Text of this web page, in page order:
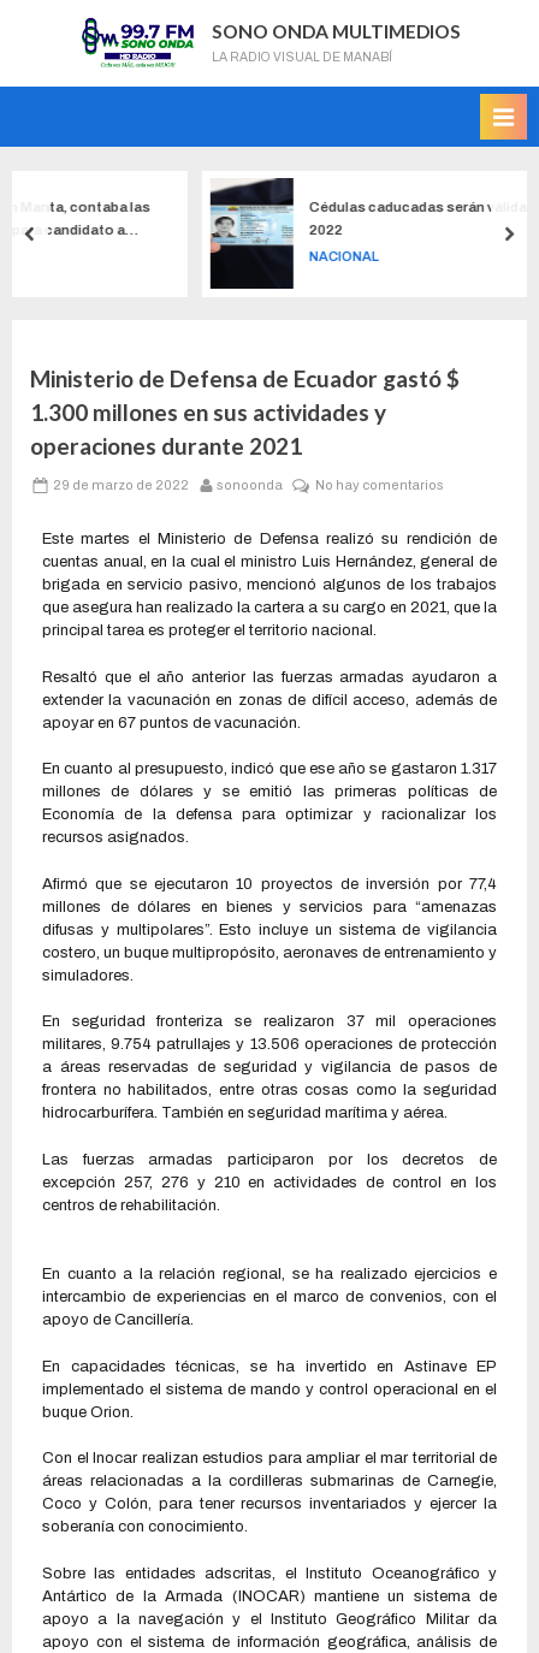
SONO ONDA MULTIMEDIOS
LA RADIO VISUAL DE MANABÍ
Cédulas caducadas serán válidas hasta el 30 de
2022
NACIONAL
Ministerio de Defensa de Ecuador gastó $
1.300 millones en sus actividades y
operaciones durante 2021
29 de marzo de 2022 sonoonda No hay comentarios
Este martes el Ministerio de Defensa realizó su rendición de
cuentas anual, en la cual el ministro Luis Hernández, general de
brigada en servicio pasivo, mencionó algunos de los trabajos
que asegura han realizado la cartera a su cargo en 2021, que la
principal tarea es proteger el territorio nacional.
Resaltó que el año anterior las fuerzas armadas ayudaron a
extender la vacunación en zonas de difícil acceso, además de
apoyar en 67 puntos de vacunación.
En cuanto al presupuesto, indicó que ese año se gastaron 1.317
millones de dólares y se emitió las primeras políticas de
Economía de la defensa para optimizar y racionalizar los
recursos asignados.
Afirmó que se ejecutaron 10 proyectos de inversión por 77,4
millones de dólares en bienes y servicios para “amenazas
difusas y multipolares”. Esto incluye un sistema de vigilancia
costero, un buque multipropósito, aeronaves de entrenamiento y
simuladores.
En seguridad fronteriza se realizaron 37 mil operaciones
militares, 9.754 patrullajes y 13.506 operaciones de protección
a áreas reservadas de seguridad y vigilancia de pasos de
frontera no habilitados, entre otras cosas como la seguridad
hidrocarburífera. También en seguridad marítima y aérea.
Las fuerzas armadas participaron por los decretos de
excepción 257, 276 y 210 en actividades de control en los
centros de rehabilitación.
En cuanto a la relación regional, se ha realizado ejercicios e
intercambio de experiencias en el marco de convenios, con el
apoyo de Cancillería.
En capacidades técnicas, se ha invertido en Astinave EP
implementado el sistema de mando y control operacional en el
buque Orion.
Con el Inocar realizan estudios para ampliar el mar territorial de
áreas relacionadas a la cordilleras submarinas de Carnegie,
Coco y Colón, para tener recursos inventariados y ejercer la
soberanía con conocimiento.
Sobre las entidades adscritas, el Instituto Oceanográfico y
Antártico de la Armada (INOCAR) mantiene un sistema de
apoyo a la navegación y el Instituto Geográfico Militar da
apoyo con el sistema de información geográfica, análisis de